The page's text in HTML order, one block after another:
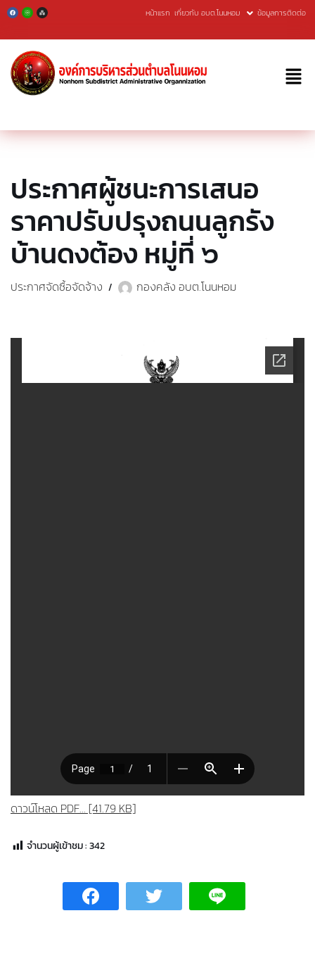
Skip
to
content
หน้าแรก เกี่ยวกับ อบต.โนนหอม ข้อมูลการติดต่อ
ประกาศผู้ชนะการเสนอ
ราคาปรับปรุงถนนลูกรัง
บ้านดงต้อง หมู่ที่ ๖
ประกาศจัดซื้อจัดจ้าง กองคลัง อบต.โนนหอม
ดาวน์โหลด PDF... [41.79 KB]
จำนวนผู้เข้าชม :342